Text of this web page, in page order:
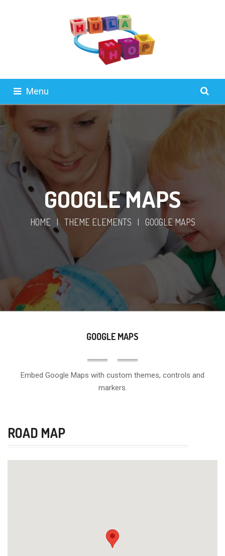
Menu
GOOGLE MAPS
HOME | THEME ELEMENTS | GOOGLE MAPS
GOOGLE MAPS
Embed Google Maps with custom themes, controls and
markers.
ROAD MAP